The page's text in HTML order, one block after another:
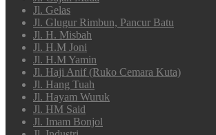
Jl. Gelas
Jl. Glugur Rimbun, Pancur Batu
Jl. H. Misbah
Jl. H.M Joni
Jl. H.M Yamin
Jl. Haji Anif (Ruko Cemara Kuta)
Jl. Hang Tuah
Jl. Hayam Wuruk
Jl. HM Said
Jl. Imam Bonjol